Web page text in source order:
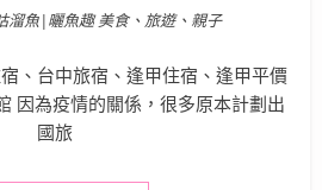
Posted on
溜魚|曬魚趣 美食、旅遊、親子
、台中旅宿、逢甲住宿、逢甲平價
因為疫情的關係，很多原本計劃出
國旅